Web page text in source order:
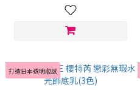
打造日本透明妝感